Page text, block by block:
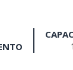
1